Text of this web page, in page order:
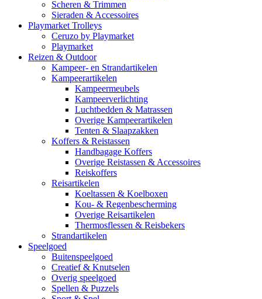
Scheren & Trimmen
Sieraden & Accessoires
Playmarket Trolleys
Ceruzo by Playmarket
Playmarket
Reizen & Outdoor
Kampeer- en Strandartikelen
Kampeerartikelen
Kampeermeubels
Kampeerverlichting
Luchtbedden & Matrassen
Overige Kampeerartikelen
Tenten & Slaapzakken
Koffers & Reistassen
Handbagage Koffers
Overige Reistassen & Accessoires
Reiskoffers
Reisartikelen
Koeltassen & Koelboxen
Kou- & Regenbescherming
Overige Reisartikelen
Thermosflessen & Reisbekers
Strandartikelen
Speelgoed
Buitenspeelgoed
Creatief & Knutselen
Overig speelgoed
Spellen & Puzzels